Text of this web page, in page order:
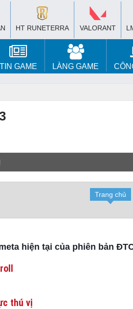
HT RUNETERRA VALORANT
TIN GAME LÀNG GAME
Trang chủ
hiện tại của phiên bản
thú vị